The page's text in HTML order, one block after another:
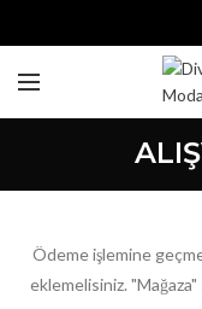
Ödeme işlemine
eklemelisiniz. "Mağaza"